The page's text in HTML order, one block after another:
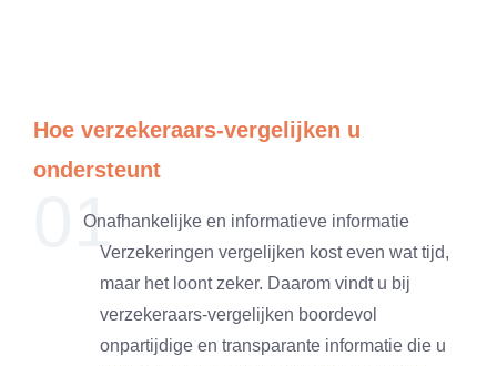
Hoe verzekeraars-vergelijken u
ondersteunt
01
Onafhankelijke en informatieve informatie
Verzekeringen vergelijken kost even wat tijd,
maar het loont zeker. Daarom vindt u bij
verzekeraars-vergelijken boordevol
onpartijdige en transparante informatie die u